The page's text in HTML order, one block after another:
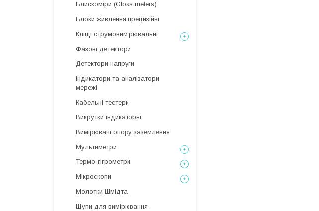
Блискоміри (Gloss meters)
Блоки живлення прецизійні
Кліщі струмовимірювальні
Фазові детектори
Детектори напруги
Індикатори та аналізатори
мережі
Кабельні тестери
Викрутки індикаторні
Вимірювачі опору заземлення
Мультиметри
Термо-гігрометри
Мікроскопи
Молотки Шмідта
Щупи для вимірювання